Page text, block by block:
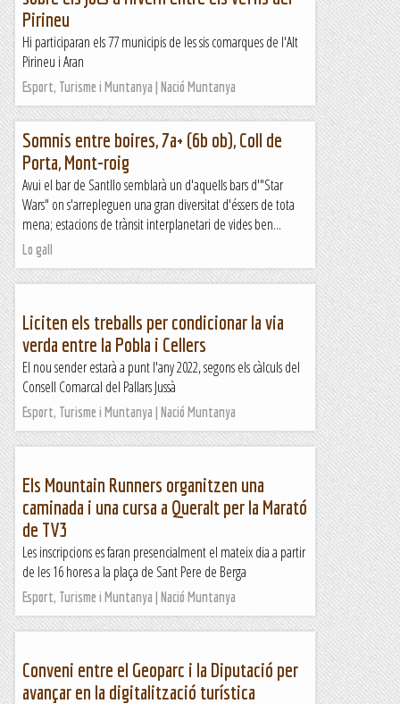
Pirineu
Hi participaran els 77 municipis de les sis comarques de l'Alt
Pirineu i Aran
Esport, Turisme i Muntanya | Nació Muntanya
Somnis entre boires, 7a+ (6b ob), Coll de
Porta, Mont-roig
Avui el bar de Santllo semblarà un d'aquells bars d'"Star
Wars" on s'arrepleguen una gran diversitat d'éssers de tota
mena; estacions de trànsit interplanetari de vides ben...
Lo gall
Liciten els treballs per condicionar la via
verda entre la Pobla i Cellers
El nou sender estarà a punt l'any 2022, segons els càlculs del
Consell Comarcal del Pallars Jussà
Esport, Turisme i Muntanya | Nació Muntanya
Els Mountain Runners organitzen una
caminada i una cursa a Queralt per la Marató
de TV3
Les inscripcions es faran presencialment el mateix dia a partir
de les 16 hores a la plaça de Sant Pere de Berga
Esport, Turisme i Muntanya | Nació Muntanya
Conveni entre el Geoparc i la Diputació per
avançar en la digitalització turística